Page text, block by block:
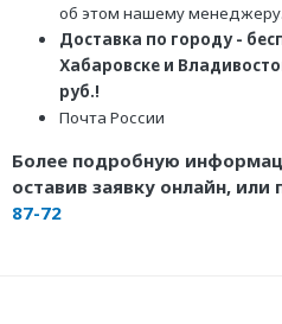
об этом нашему менеджеру.
Доставка по городу -
Хабаровске и
руб.!
Почта России
Более подробную
оставив заявку онлайн, или
87-72